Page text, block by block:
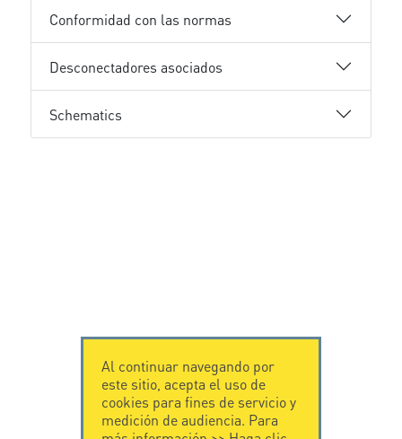
Conformidad con las normas
Desconectadores asociados
Schematics
Al continuar navegando por
este sitio, acepta el uso de
cookies para fines de servicio y
medición de audiencia. Para